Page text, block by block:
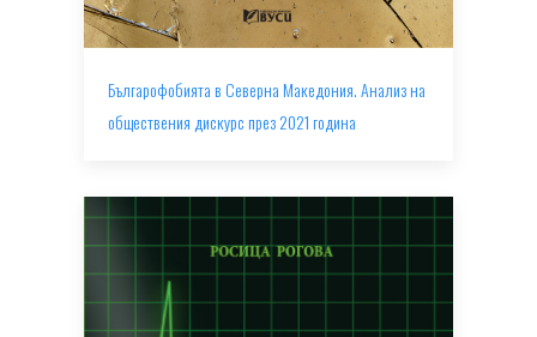
Българофобията в Северна Македония. Анализ на
обществения дискурс през 2021 година